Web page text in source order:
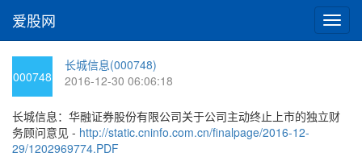
切
换
爱股网
000748
长城信息(000748)
2016-12-30 06:06:18
长城信息：华融证券股份有限公司关于公司主动终止上市的独立财
务顾问意见 - http://static.cninfo.com.cn/finalpage/2016-12-
29/1202969774.PDF